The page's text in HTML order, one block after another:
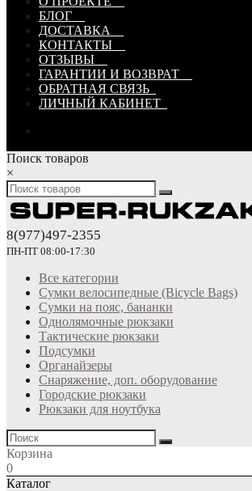
БЛОГ
ДОСТАВКА
КОНТАКТЫ
ОТЗЫВЫ
ГАРАНТИИ И ВОЗВРАТ
ОБРАТНАЯ СВЯЗЬ
ЛИЧНЫЙ КАБИНЕТ
Поиск товаров
×
8(977)497-2355
ПН-ПТ 08:00-17:30
Все категории
Сумки велосипедные (Bicycle Bags)
Сумки на пояс, бананки
Однолямочные рюкзаки
Тактические рюкзаки
Подсумки
Органайзеры
Снаряжение, доп. оборудование
Городские рюкзаки
Рюкзаки для ноутбука
Корзина
0
Каталог